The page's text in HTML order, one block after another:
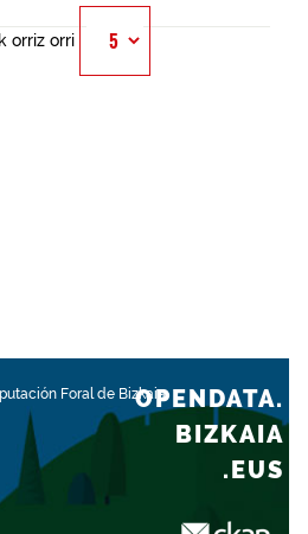
orriz orri
Foral de BizkaiaOPENDATA.
BIZKAIA
.EUS